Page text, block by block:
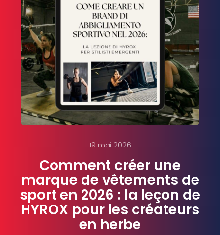
19 mai 2026
Comment créer une
marque de vêtements de
sport en 2026 : la leçon de
HYROX pour les créateurs
en herbe